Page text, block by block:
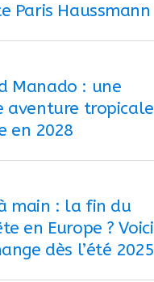
Paris Haussmann
Manado : une
aventure tropicale
en 2028
main : la fin du
en Europe ? Voici
dès l’été 2025